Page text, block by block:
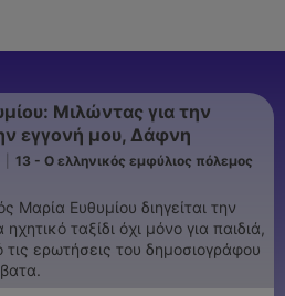
Μιλώντας για την
εγγονή μου, Δάφνη
13 - Ο ελληνικός εμφύλιος πόλεμος
Μαρία Ευθυμίου διηγείται την
ταξίδι όχι μόνο για παιδιά,
ερωτήσεις του δημοσιογράφου